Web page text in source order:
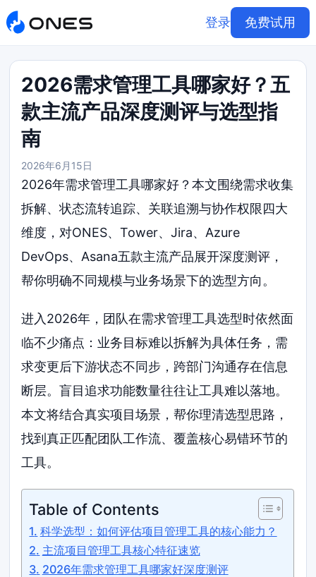
登录 免费试用
2026需求管理工具哪家好？五
款主流产品深度测评与选型指
南
2026年6月15日
2026年需求管理工具哪家好？本文围绕需求收集
拆解、状态流转追踪、关联追溯与协作权限四大
维度，对ONES、Tower、Jira、Azure
DevOps、Asana五款主流产品展开深度测评，
帮你明确不同规模与业务场景下的选型方向。
进入2026年，团队在需求管理工具选型时依然面
临不少痛点：业务目标难以拆解为具体任务，需
求变更后下游状态不同步，跨部门沟通存在信息
断层。盲目追求功能数量往往让工具难以落地。
本文将结合真实项目场景，帮你理清选型思路，
找到真正匹配团队工作流、覆盖核心易错环节的
工具。
Table of Contents
科学选型：如何评估项目管理工具的核心能力？
主流项目管理工具核心特征速览
2026年需求管理工具哪家好深度测评